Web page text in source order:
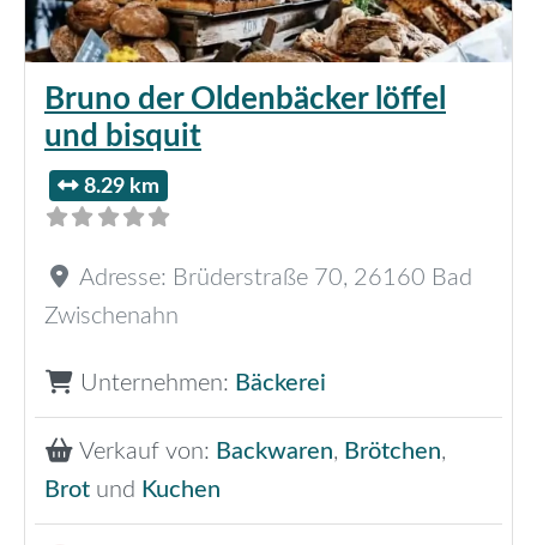
Bruno der Oldenbäcker löffel
und bisquit
8.29 km
Adresse: Brüderstraße 70, 26160 Bad
Zwischenahn
Unternehmen: Bäckerei
Verkauf von: Backwaren, Brötchen,
Brot und Kuchen